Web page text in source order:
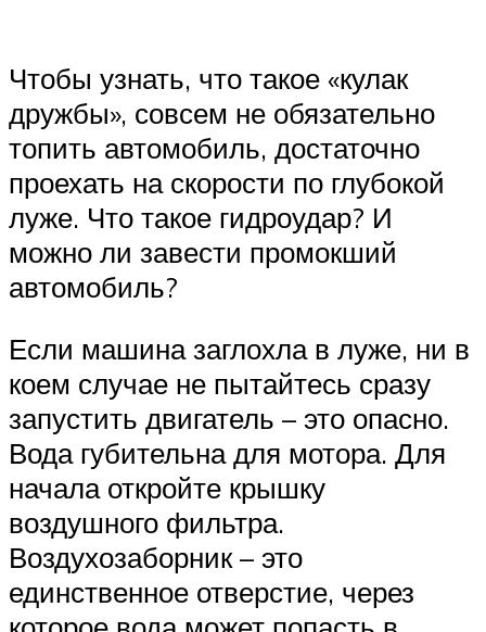
Чтобы узнать, что такое «кулак
дружбы», совсем не обязательно
топить автомобиль, достаточно
проехать на скорости по глубокой
луже. Что такое гидроудар? И
можно ли завести промокший
автомобиль?
Если машина заглохла в луже, ни в
коем случае не пытайтесь сразу
запустить двигатель – это опасно.
Вода губительна для мотора. Для
начала откройте крышку
воздушного фильтра.
Воздухозаборник – это
единственное отверстие, через